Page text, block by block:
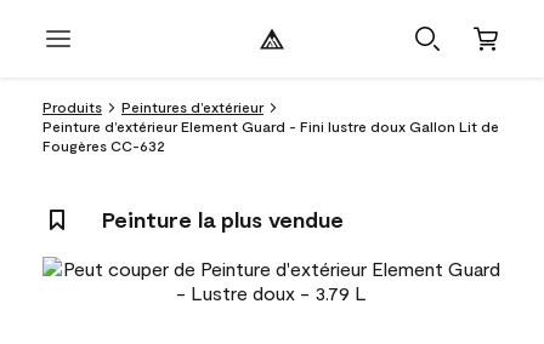
Produits
Peintures d’extérieur
Peinture d’extérieur Element Guard - Fini lustre doux Gallon Lit de
Fougères CC-632
Peinture la plus vendue